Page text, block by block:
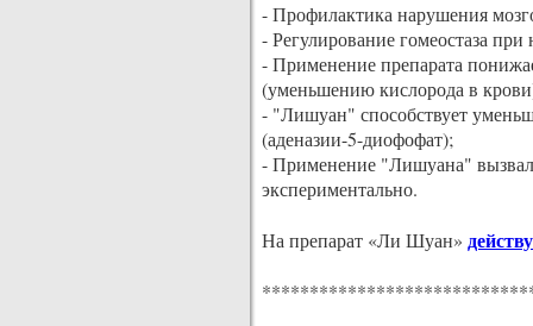
- Профилактика нарушения
- Регулирование гомеостаза
- Применение препарата
(уменьшению кислорода в
- "Лишуан" способствует
(аденазии-5-диофофат);
- Применение "Лишуана"
экспериментально.
На препарат «Ли Шуан»